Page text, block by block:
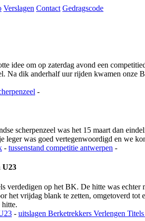
Verslagen Contact Gedragscode
idee om op zaterdag avond een
Na dik anderhalf uur rijden kwamen onze
-
scherpenzeel was het 15 maart dan
leger was goed vertegenwoordigd en we
- tussenstand competitie antwerpen -
U23
verdedigen op het BK. De hitte was
het vrijdag blank te zetten, omgetoverd
- uitslagen Berketrekkers Verlengen